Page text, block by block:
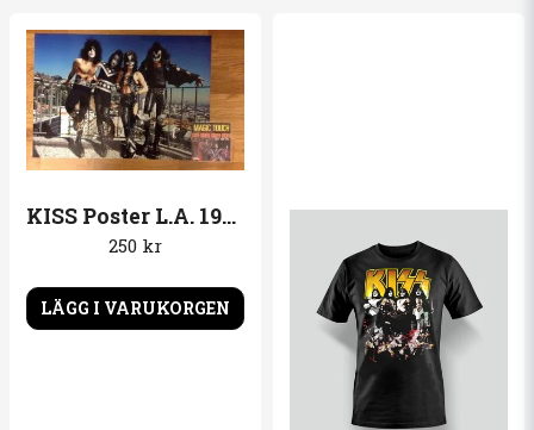
Ja, ni får publicera min fråga
Skicka fråga
KISS Poster L.A. 1974
250 kr
LÄGG I VARUKORGEN